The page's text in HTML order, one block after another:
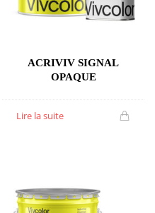
ACRIVIV SIGNAL
OPAQUE
Lire la suite